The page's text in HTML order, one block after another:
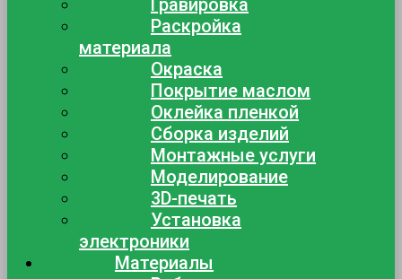
Гравировка
Раскройка
материала
Окраска
Покрытие маслом
Оклейка пленкой
Сборка изделий
Монтажные услуги
Моделирование
3D-печать
Установка
электроники
Материалы